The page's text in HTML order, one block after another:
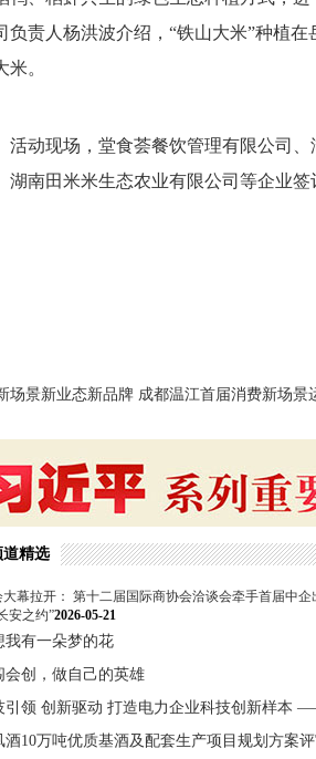
负责人杨洪波介绍，“铁山大米”种植
米。
活动现场，堂食荟餐饮管理有限公司
湖南田米米生态农业有限公司等企业签
场景新业态新品牌 成都温江首届消费新场景
新消费品牌招商推荐会举行
道精选
大幕拉开： 第十二届国际商协会洽谈会牵手首届中
安之约”2026-05-21
我有一朵梦的花
会创，做自己的英雄
引领 创新驱动 打造电力企业科技创新样本
深圳供电局科技创新改革与实践
酒10万吨优质基酒及配套生产项目规划方案